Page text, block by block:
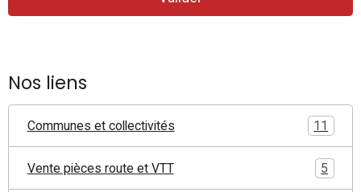
Nos liens
Communes et collectivités 11
Vente pièces route et VTT 5